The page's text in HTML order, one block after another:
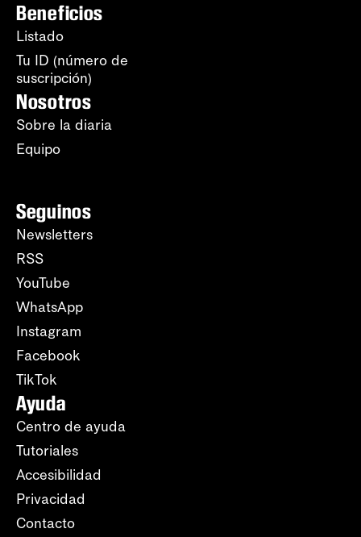
Beneficios
Listado
Tu ID (número de
suscripción)
Nosotros
Sobre la diaria
Equipo
Seguinos
Newsletters
RSS
YouTube
WhatsApp
Instagram
Facebook
TikTok
Ayuda
Centro de ayuda
Tutoriales
Accesibilidad
Privacidad
Contacto